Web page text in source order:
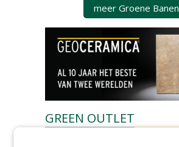
meer Groene Banen
GREEN OUTLET